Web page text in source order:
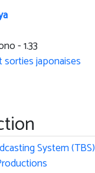
- 1.33
System (TBS)